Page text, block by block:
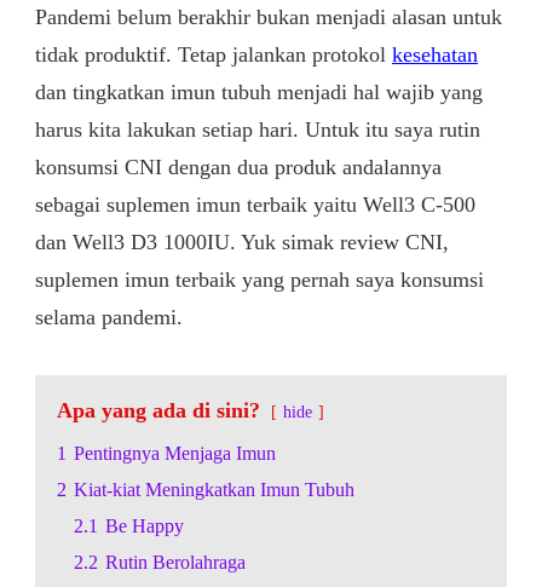
SUPLEMEN
IMUN
Pandemi belum berakhir bukan menjadi alasan untuk
tidak produktif. Tetap jalankan protokol kesehatan
dan tingkatkan imun tubuh menjadi hal wajib yang
harus kita lakukan setiap hari. Untuk itu saya rutin
konsumsi CNI dengan dua produk andalannya
sebagai suplemen imun terbaik yaitu Well3 C-500
dan Well3 D3 1000IU. Yuk simak review CNI,
suplemen imun terbaik yang pernah saya konsumsi
selama pandemi.
Apa yang ada di sini? hide
1 Pentingnya Menjaga Imun
2 Kiat-kiat Meningkatkan Imun Tubuh
2.1 Be Happy
2.2 Rutin Berolahraga